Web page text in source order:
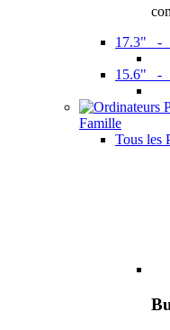
17.3" -
15.6" -
Famille
Tous les